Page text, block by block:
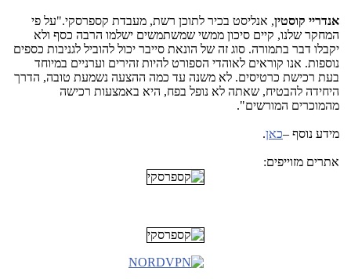
אנדריי קוסטין, אנליסט בכיר לתוכן רשת, מעבדת קספרסקי."על פי
המחקר שלנו, קיים סיכון ממשי שמשתמשים ישלמו הרבה כסף ולא
יקבלו דבר בתמורה. סוג זה של הונאת סייבר יכול להוביל לגניבות כספים
נוספות. אנו קוראים לאוהדי הספורט להיות זהירים וערניים במיוחד
בעת רכישת כרטיסים. לא משנה עד כמה ההצעה נשמעת טובה, הדרך
היחידה להבטיח, שאתה לא נופל בפח, היא באמצעות רכישה
מהמוכרים המורשים".
מידע נוסף –כאן.
אתרים מזוייפים: